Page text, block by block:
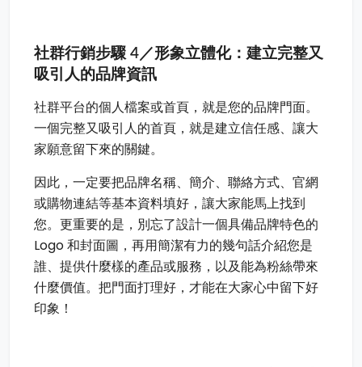
社群行銷步驟 4／形象立體化：建立完整又
吸引人的品牌資訊
社群平台的個人檔案或首頁，就是您的品牌門面。
一個完整又吸引人的首頁，就是建立信任感、讓大
家願意留下來的關鍵。
因此，一定要把品牌名稱、簡介、聯絡方式、官網
或購物連結等基本資料填好，讓大家能馬上找到
您。更重要的是，別忘了設計一個具備品牌特色的
Logo 和封面圖，再用簡潔有力的幾句話介紹您是
誰、提供什麼樣的產品或服務，以及能為粉絲帶來
什麼價值。把門面打理好，才能在大家心中留下好
印象！